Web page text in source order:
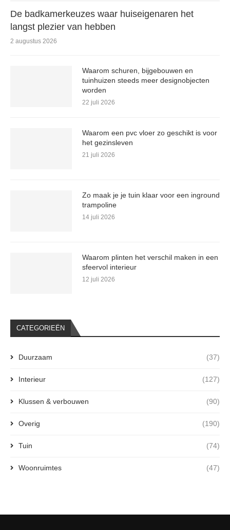
De badkamerkeuzes waar huiseigenaren het
langst plezier van hebben
2 augustus 2026
Waarom schuren, bijgebouwen en
tuinhuizen steeds meer designobjecten
worden
22 juli 2026
Waarom een pvc vloer zo geschikt is voor
het gezinsleven
21 juli 2026
Zo maak je je tuin klaar voor een inground
trampoline
14 juli 2026
Waarom plinten het verschil maken in een
sfeervol interieur
12 juli 2026
CATEGORIEËN
Duurzaam (37)
Interieur (127)
Klussen & verbouwen (90)
Overig (190)
Tuin (74)
Woonruimtes (47)